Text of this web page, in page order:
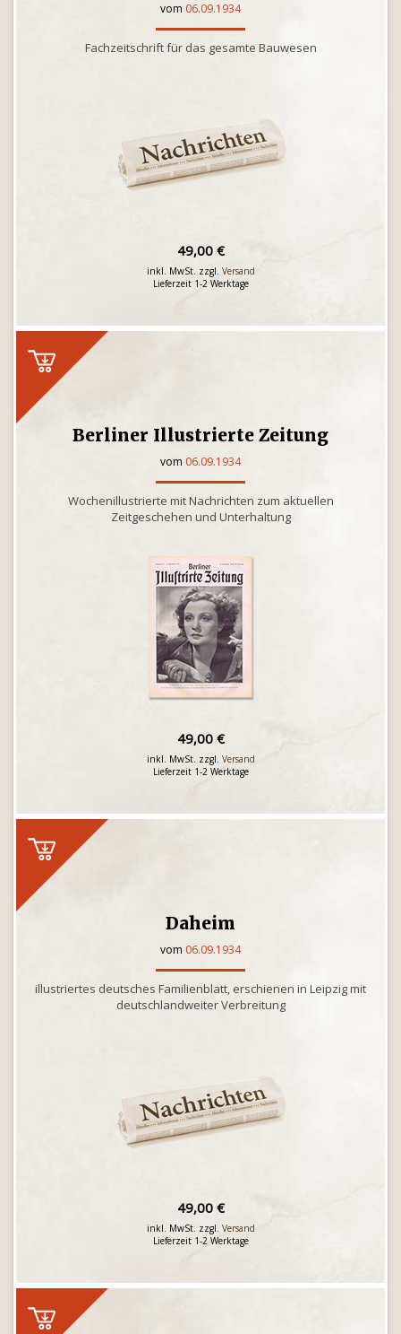
vom 06.09.1934
Fachzeitschrift für das gesamte Bauwesen
49,00 €
inkl. MwSt. zzgl. Versand
Lieferzeit 1-2 Werktage
Berliner Illustrierte Zeitung
vom 06.09.1934
Wochenillustrierte mit Nachrichten zum aktuellen
Zeitgeschehen und Unterhaltung
49,00 €
inkl. MwSt. zzgl. Versand
Lieferzeit 1-2 Werktage
Daheim
vom 06.09.1934
illustriertes deutsches Familienblatt, erschienen in Leipzig mit
deutschlandweiter Verbreitung
49,00 €
inkl. MwSt. zzgl. Versand
Lieferzeit 1-2 Werktage